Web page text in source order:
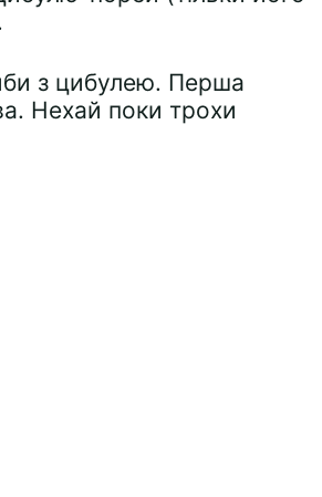
з цибулею. Перша
Нехай поки трохи